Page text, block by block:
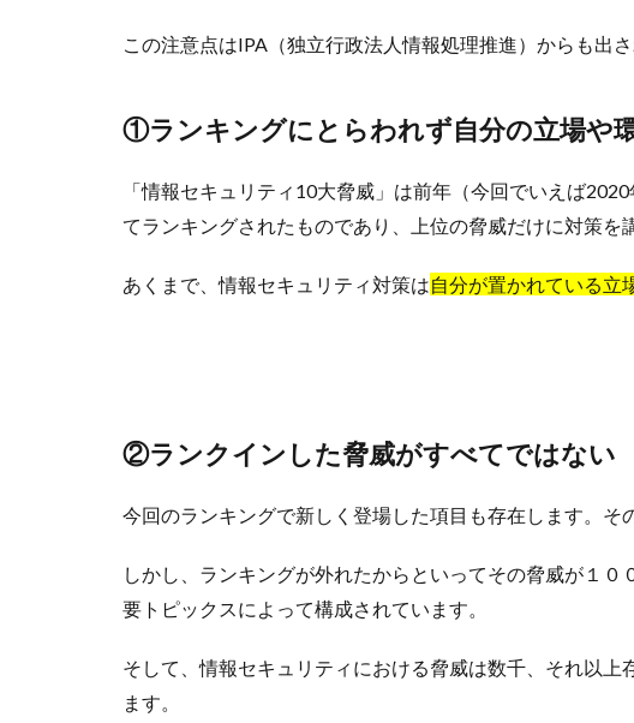
この注意点はIPA（独立行政法人情報処理推進）からも出さ
①ランキングにとらわれず自分の立場や
「情報セキュリティ10大脅威」は前年（今回でいえば
てランキングされたものであり、上位の脅威だけに対策を
あくまで、情報セキュリティ対策は自分が置かれている立
②ランクインした脅威がすべてではない
今回のランキングで新しく登場した項目も存在します。そ
しかし、ランキングが外れたからといってその脅威が１
要トピックスによって構成されています。
そして、情報セキュリティにおける脅威は数千、それ以
ます。